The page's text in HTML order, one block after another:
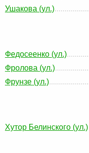
Ушакова (ул.)
Федосеенко (ул.)
Фролова (ул.)
Фрунзе (ул.)
Хутор Белинского (ул.)